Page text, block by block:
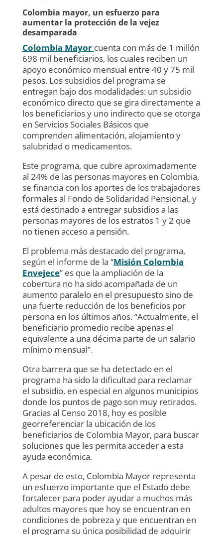
Colombia mayor, un esfuerzo para
aumentar la protección de la vejez
desamparada
Colombia Mayor cuenta con más de 1 millón
698 mil beneficiarios, los cuales reciben un
apoyo económico mensual entre 40 y 75 mil
pesos. Los subsidios del programa se
entregan bajo dos modalidades: un subsidio
económico directo que se gira directamente a
los beneficiarios y uno indirecto que se otorga
en Servicios Sociales Básicos que
comprenden alimentación, alojamiento y
salubridad o medicamentos.
Este programa, que cubre aproximadamente
al 24% de las personas mayores en Colombia,
se financia con los aportes de los trabajadores
formales al Fondo de Solidaridad Pensional, y
está destinado a entregar subsidios a las
personas mayores de los estratos 1 y 2 que
no tienen acceso a pensión.
El problema más destacado del programa,
según el informe de la “Misión Colombia
Envejece” es que la ampliación de la
cobertura no ha sido acompañada de un
aumento paralelo en el presupuesto sino de
una fuerte reducción de los beneficios por
persona en los últimos años. “Actualmente, el
beneficiario promedio recibe apenas el
equivalente a una décima parte de un salario
mínimo mensual”.
Otra barrera que se ha detectado en el
programa ha sido la dificultad para reclamar
el subsidio, en especial en algunos municipios
donde los puntos de pago son muy retirados.
Gracias al Censo 2018, hoy es posible
georreferenciar la ubicación de los
beneficiarios de Colombia Mayor, para buscar
soluciones que les permita acceder a esta
ayuda económica.
A pesar de esto, Colombia Mayor representa
un esfuerzo importante que el Estado debe
fortalecer para poder ayudar a muchos más
adultos mayores que hoy se encuentran en
condiciones de pobreza y que encuentran en
el programa su única posibilidad de adquirir